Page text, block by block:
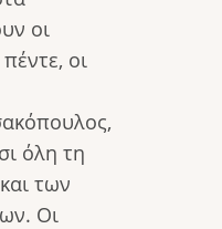
οι
οι
όλη τη
των
Οι